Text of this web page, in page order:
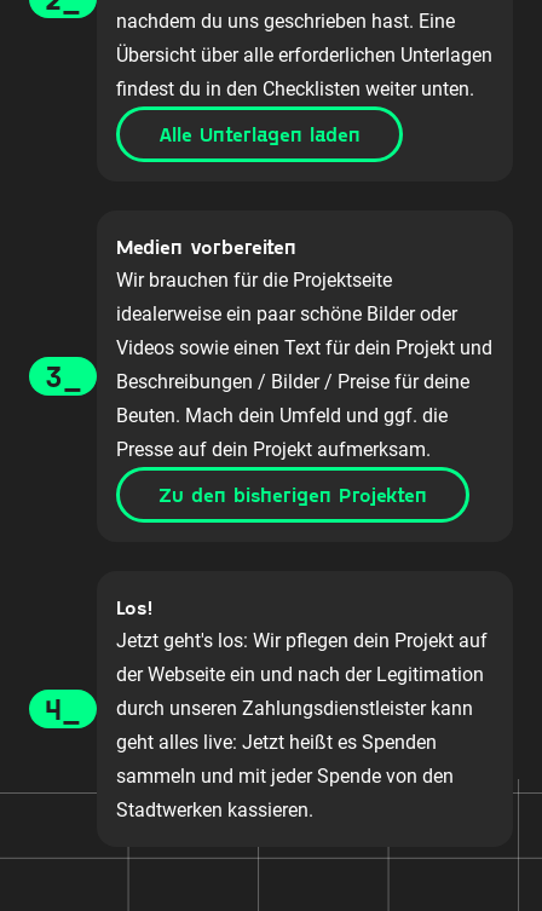
nachdem du uns geschrieben hast. Eine
Übersicht über alle erforderlichen Unterlagen
findest du in den Checklisten weiter unten.
Alle Unterlagen laden
3_
Medien vorbereiten
Wir brauchen für die Projektseite
idealerweise ein paar schöne Bilder oder
Videos sowie einen Text für dein Projekt und
Beschreibungen / Bilder / Preise für deine
Beuten. Mach dein Umfeld und ggf. die
Presse auf dein Projekt aufmerksam.
Zu den bisherigen Projekten
4_
Los!
Jetzt geht's los: Wir pflegen dein Projekt auf
der Webseite ein und nach der Legitimation
durch unseren Zahlungsdienstleister kann
geht alles live: Jetzt heißt es Spenden
sammeln und mit jeder Spende von den
Stadtwerken kassieren.